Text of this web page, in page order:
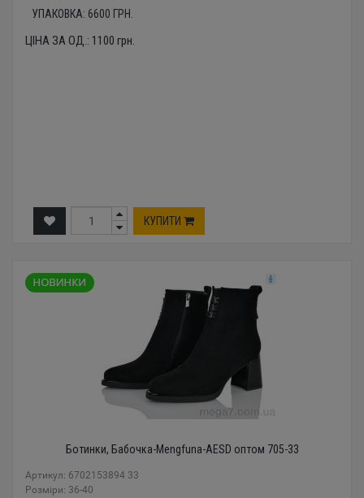
УПАКОВКА: 6600 ГРН.
ЦІНА ЗА ОД.: 1100 грн.
КУПИТИ
Ботинки, Бабочка-Mengfuna-AESD оптом 705-33
Артикул: 6702153894 33
Розміри: 36-40